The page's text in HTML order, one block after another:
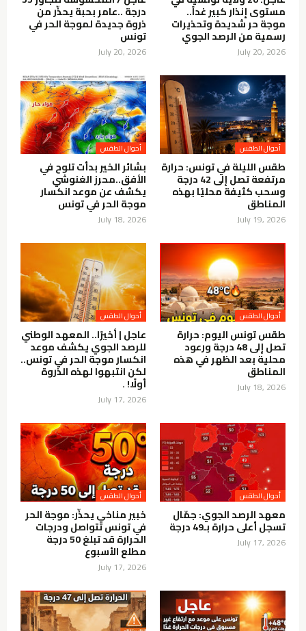
مستوى إنذار كبير غداً..
موجة حر شديدة وتحذيرات
رسمية من الرصد الجوي
July 20, 2026
درجة ..عامر بحبة يحذّر من
ذروة جديدة لموجة الحر في
تونس
July 20, 2026
أحوال الطقس
طقس الليلة في تونس: حرارة
مرتفعة تصل إلى 42 درجة
وسحب كثيفة محليًا بهذه
المناطق
July 19, 2026
أحوال الطقس
بشائر الخير بدأت تلوح في
الأفق..محرز الغنوشي
يكشف عن موعد انكسار
موجة الحر في تونس
July 18, 2026
أحوال الطقس
طقس تونس اليوم: حرارة
تصل إلى 48 درجة ورعود
محلية بعد الظهر في هذه
المناطق
July 18, 2026
أحوال الطقس
عاجل | أخيرًا.. المعهد الوطني
للرصد الجوي يكشف موعد
انكسار موجة الحر في تونس..
لكن انتبهوا لهذه الذروة
أولًا! .
July 17, 2026
أحوال الطقس
معهد الرصد الجوي: جمّال
تسجل أعلى حرارة بـ49 درجة
July 17, 2026
أحوال الطقس
خبير مناخي يحذّر: موجة الحر
في تونس تتواصل ودرجات
الحرارة قد تبلغ 50 درجة
مطلع الأسبوع
July 17, 2026